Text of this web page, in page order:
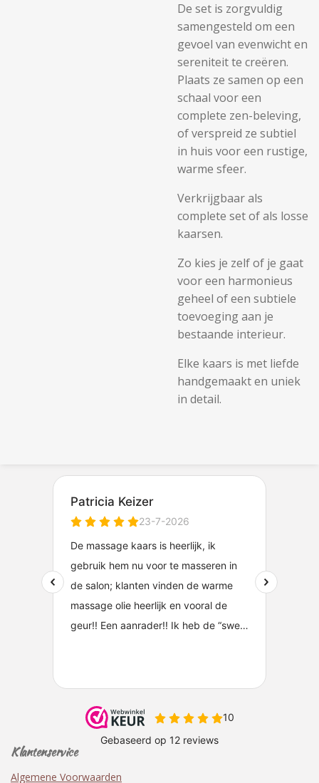
De set is zorgvuldig
samengesteld om een
gevoel van evenwicht en
sereniteit te creëren.
Plaats ze samen op een
schaal voor een
complete zen-beleving,
of verspreid ze subtiel
in huis voor een rustige,
warme sfeer.
Verkrijgbaar als
complete set of als losse
kaarsen.
Zo kies je zelf of je gaat
voor een harmonieus
geheel of een subtiele
toevoeging aan je
bestaande interieur.
Elke kaars is met liefde
handgemaakt en uniek
in detail.
Klantenservice
Algemene Voorwaarden